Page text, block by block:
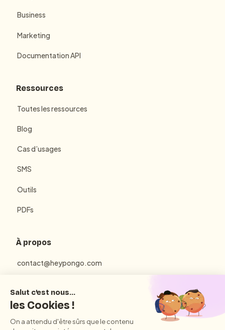
Business
Marketing
Documentation API
Ressources
Toutes les ressources
Blog
Cas d’usages
SMS
Outils
PDFs
À propos
contact@heypongo.com
Politique de Confidentialité
Conditions Générales d'Utilisation et de Vente